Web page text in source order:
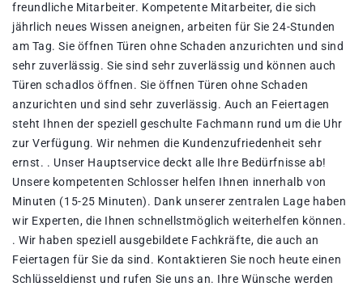
freundliche Mitarbeiter. Kompetente Mitarbeiter, die sich
jährlich neues Wissen aneignen, arbeiten für Sie 24-Stunden
am Tag. Sie öffnen Türen ohne Schaden anzurichten und sind
sehr zuverlässig. Sie sind sehr zuverlässig und können auch
Türen schadlos öffnen. Sie öffnen Türen ohne Schaden
anzurichten und sind sehr zuverlässig. Auch an Feiertagen
steht Ihnen der speziell geschulte Fachmann rund um die Uhr
zur Verfügung. Wir nehmen die Kundenzufriedenheit sehr
ernst. . Unser Hauptservice deckt alle Ihre Bedürfnisse ab!
Unsere kompetenten Schlosser helfen Ihnen innerhalb von
Minuten (15-25 Minuten). Dank unserer zentralen Lage haben
wir Experten, die Ihnen schnellstmöglich weiterhelfen können.
. Wir haben speziell ausgebildete Fachkräfte, die auch an
Feiertagen für Sie da sind. Kontaktieren Sie noch heute einen
Schlüsseldienst und rufen Sie uns an. Ihre Wünsche werden